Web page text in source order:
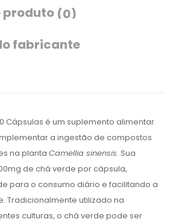
produto (0)
fabricante
Cápsulas é um suplemento alimentar
a ingestão de compostos
na planta Camellia sinensis. Sua
de chá verde por cápsula,
para o consumo diário e facilitando a
Tradicionalmente utilizado na
culturas, o chá verde pode ser